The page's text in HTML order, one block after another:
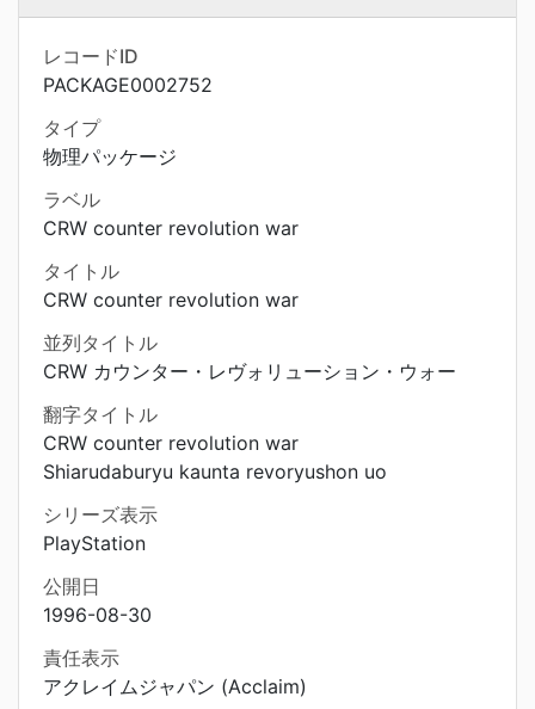
レコードID
PACKAGE0002752
タイプ
物理パッケージ
ラベル
CRW counter revolution war
タイトル
CRW counter revolution war
並列タイトル
CRW カウンター・レヴォリューション・ウォー
翻字タイトル
CRW counter revolution war
Shiarudaburyu kaunta revoryushon uo
シリーズ表示
PlayStation
公開日
1996-08-30
責任表示
アクレイムジャパン (Acclaim)